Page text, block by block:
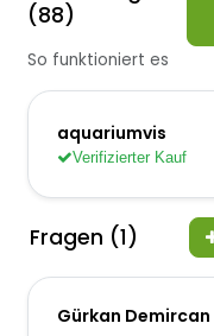
(88)
So funktioniert es
aquariumvis
Verifizierter Kauf
Fragen (1)
Gürkan Demircan